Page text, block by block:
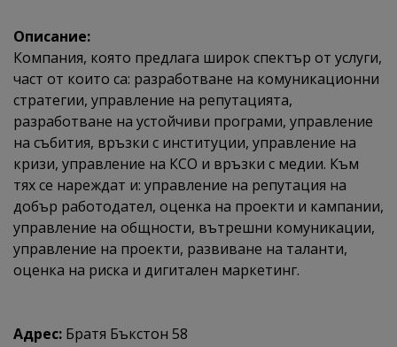
Описание:
Компания, която предлага широк спектър от услуги,
част от които са: разработване на комуникационни
стратегии, управление на репутацията,
разработване на устойчиви програми, управление
на събития, връзки с институции, управление на
кризи, управление на КСО и връзки с медии. Към
тях се нареждат и: управление на репутация на
добър работодател, оценка на проекти и кампании,
управление на общности, вътрешни комуникации,
управление на проекти, развиване на таланти,
оценка на риска и дигитален маркетинг.
Адрес: Братя Бъкстон 58